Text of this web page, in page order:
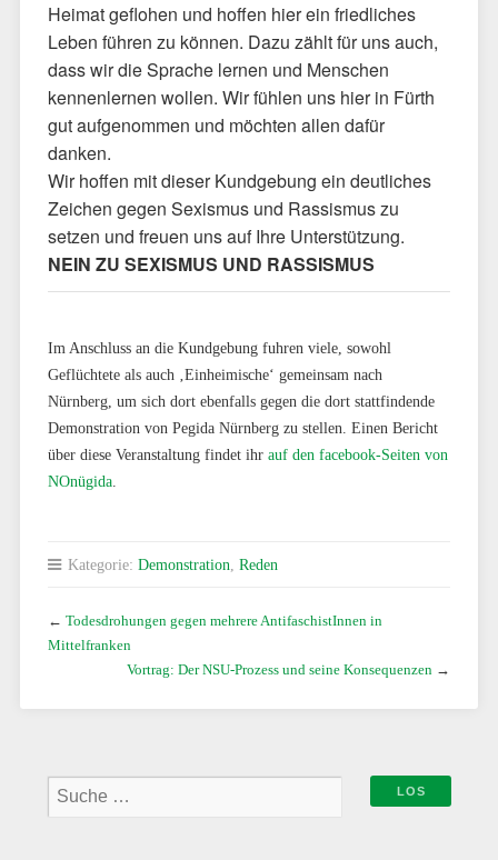
Heimat geflohen und hoffen hier ein friedliches
Leben führen zu können. Dazu zählt für uns auch,
dass wir die Sprache lernen und Menschen
kennenlernen wollen. Wir fühlen uns hier in Fürth
gut aufgenommen und möchten allen dafür
danken.
Wir hoffen mit dieser Kundgebung ein deutliches
Zeichen gegen Sexismus und Rassismus zu
setzen und freuen uns auf Ihre Unterstützung.
NEIN ZU SEXISMUS UND RASSISMUS
Im Anschluss an die Kundgebung fuhren viele, sowohl
Geflüchtete als auch ‚Einheimische‘ gemeinsam nach
Nürnberg, um sich dort ebenfalls gegen die dort stattfindende
Demonstration von Pegida Nürnberg zu stellen. Einen Bericht
über diese Veranstaltung findet ihr auf den facebook-Seiten von
NOnügida.
Kategorie: Demonstration Reden
← Todesdrohungen gegen mehrere AntifaschistInnen in
Mittelfranken
Vortrag: Der NSU-Prozess und seine Konsequenzen →